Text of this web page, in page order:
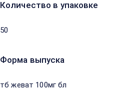
Количество в упаковке
50
Форма выпуска
тб жеват 100мг бл